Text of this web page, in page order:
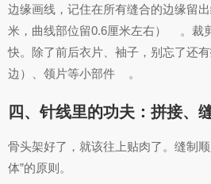
边缘画线，记住在所有缝合的边缘留出
米，曲线部位留0.6厘米左右）
。裁
快。除了前后衣片、袖子，别忘了还有
边）、领片等小部件
。
四、针线里的功夫：拼接、
骨头架好了，就该往上贴肉了。缝制
体”的原则。